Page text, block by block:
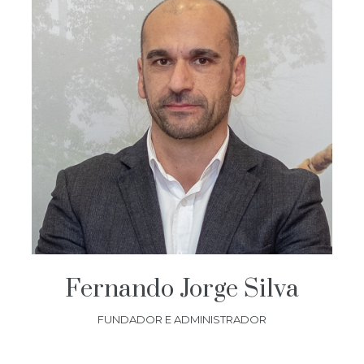
Fernando Jorge Silva
FUNDADOR E ADMINISTRADOR